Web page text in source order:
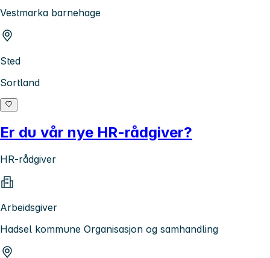
Vestmarka barnehage
Sted
Sortland
Er du vår nye HR-rådgiver?
HR-rådgiver
Arbeidsgiver
Hadsel kommune Organisasjon og samhandling